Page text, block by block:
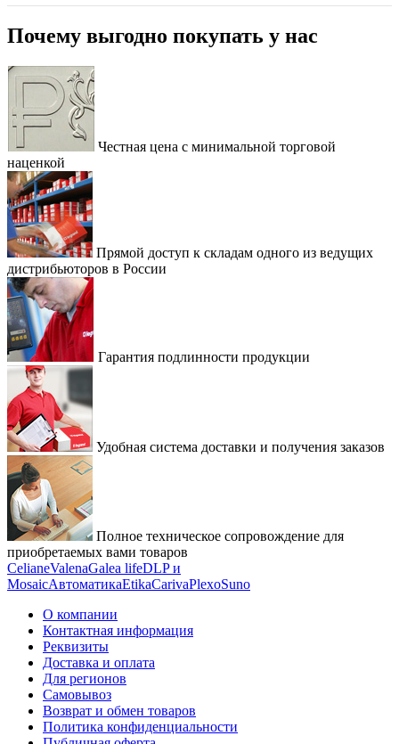
Почему выгодно покупать у нас
Честная цена с минимальной торговой
наценкой
Прямой доступ к складам одного из ведущих
дистрибьюторов в России
Гарантия подлинности продукции
Удобная система доставки и получения заказов
Полное техническое сопровождение для
приобретаемых вами товаров
CelianeValenaGalea lifeDLP и
MosaicАвтоматикаEtikaCarivaPlexoSuno
О компании
Контактная информация
Реквизиты
Доставка и оплата
Для регионов
Самовывоз
Возврат и обмен товаров
Политика конфиденциальности